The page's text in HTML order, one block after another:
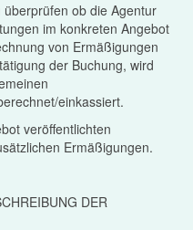
ob die Agentur
im konkreten Angebot
von Ermäßigungen
der Buchung, wird
einkassiert.
veröffentlichten
Ermäßigungen.
DER